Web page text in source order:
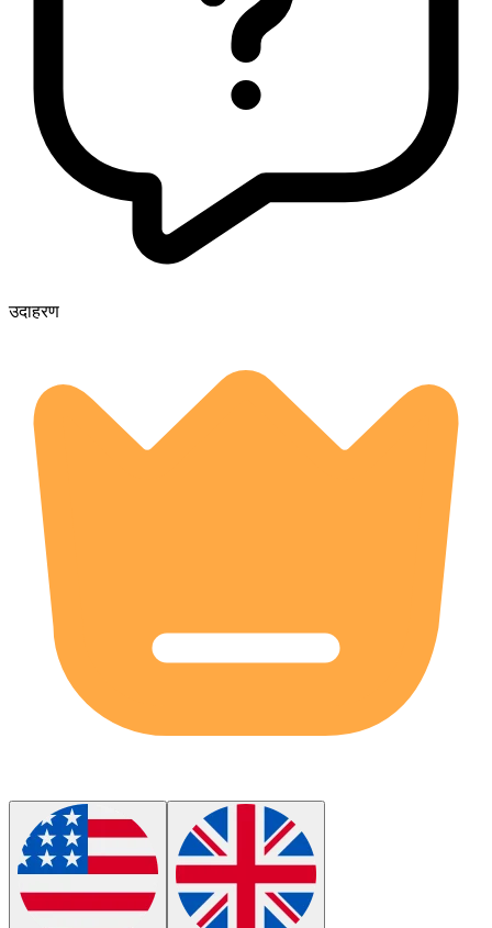
उदाहरण